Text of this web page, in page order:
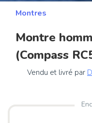
Montres
Montre
(Compass
Vendu et livré par